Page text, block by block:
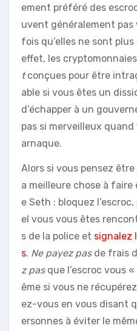
ement préféré des
uvent généralement
fois qu’elles ne sont
effet, les
tconçues pour être
able si vous êtes un
d’échapper à un
pas si merveilleux
arnaque.
Alors si vous pensez être
a meilleure chose à faire
e Seth : bloquez
el vous vous êtes
s de la police et signalez
s. Ne payez pasde frais
z pasque l’escroc vous
ême si vous ne
ez-vous en vous disant
ersonnes à éviter le